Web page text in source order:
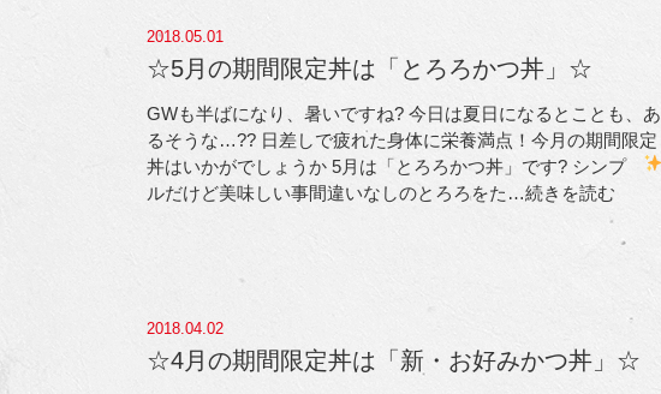
2018.05.01
☆5月の期間限定丼は「とろろかつ丼」☆
GWも半ばになり、暑いですね? 今日は夏日になるとことも、あ
るそうな…?? 日差しで疲れた身体に栄養満点！今月の期間限定
丼はいかがでしょうか 5月は「とろろかつ丼」です? シンプ
ルだけど美味しい事間違いなしのとろろをた …続きを読む
2018.04.02
☆4月の期間限定丼は「新・お好みかつ丼」☆